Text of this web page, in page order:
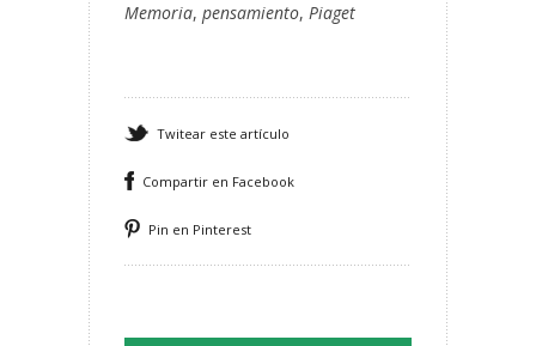
Memoria, pensamiento, Piaget
Twitear este artículo
Compartir en Facebook
Pin en Pinterest